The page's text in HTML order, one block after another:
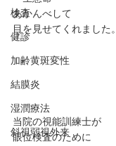
検査
健診
加齢黄斑変性
結膜炎
湿潤療法
斜視弱視外来
あかんべして
目を見せてくれました。
当院の視能訓練士が
眼位検査のために